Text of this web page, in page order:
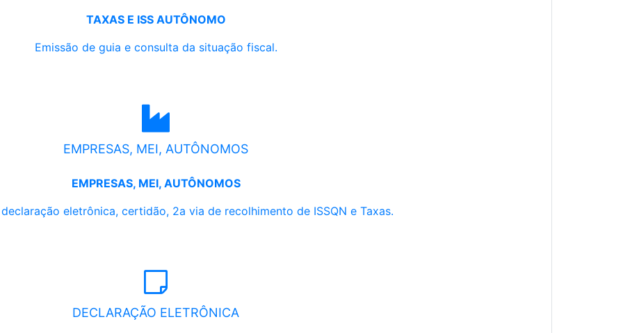
TAXAS E ISS AUTÔNOMO
Emissão de guia e consulta da situação fiscal.
EMPRESAS, MEI, AUTÔNOMOS
EMPRESAS, MEI, AUTÔNOMOS
eletrônica, certidão, 2a via de recolhimento de ISSQN e Taxas.
DECLARAÇÃO ELETRÔNICA